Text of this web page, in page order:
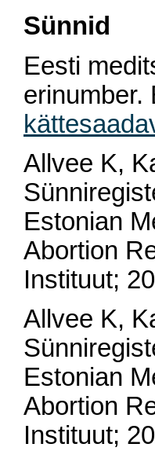
Sünnid
Eesti
erinumber.
Allvee K,
Estonian
Abortion
Instituut;
Allvee K,
Estonian
Abortion
Instituut;